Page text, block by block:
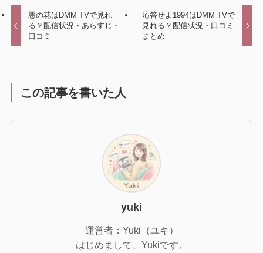
悪の花はDMM TVで見れ
る？配信状況・あらすじ・
口コミ
応答せよ1994はDMM TVで
見れる？配信状況・口コミ
まとめ
この記事を書いた人
yuki
運営者：Yuki（ユキ）
はじめまして、Yukiです。